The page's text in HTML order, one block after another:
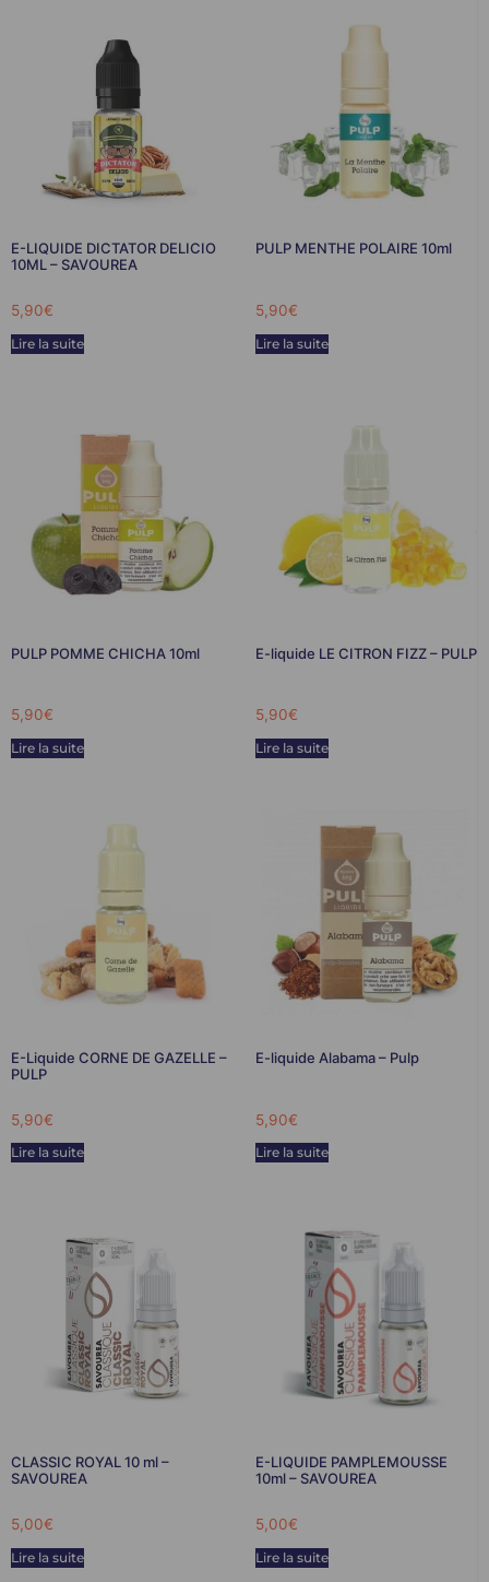
E-LIQUIDE DICTATOR DELICIO
10ML – SAVOUREA
5,90€
Lire la suite
PULP MENTHE POLAIRE 10ml
5,90€
Lire la suite
PULP POMME CHICHA 10ml
5,90€
Lire la suite
E-liquide LE CITRON FIZZ – PULP
5,90€
Lire la suite
E-Liquide CORNE DE GAZELLE –
PULP
5,90€
Lire la suite
E-liquide Alabama – Pulp
5,90€
Lire la suite
CLASSIC ROYAL 10 ml –
SAVOUREA
5,00€
Lire la suite
E-LIQUIDE PAMPLEMOUSSE
10ml – SAVOUREA
5,00€
Lire la suite